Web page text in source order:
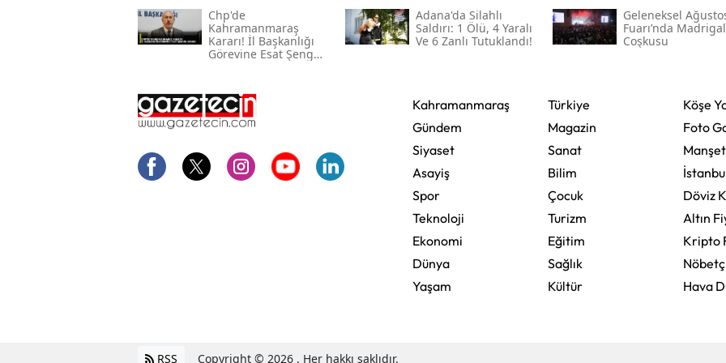
Yozgat
Chp'de
Kahramanmaraş
Kararı! İl Başkanlığı
Görevine Esat Şengül
Adana'da Silahlı
Saldırı: 1 Ölü, 4 Yaralı
Ve 6 Zanlı Tutuklandı!
Geleneksel
Fuarı’nda Madrigal
Coşkusu
Kahramanmaraş
Gündem
Siyaset
Asayiş
Spor
Teknoloji
Ekonomi
Dünya
Yaşam
Türkiye
Magazin
Sanat
Bilim
Çocuk
Turizm
Eğitim
Sağlık
Kültür
Köşe
Foto
Döviz
Altın
Kripto
Hava
RSS Copyright © 2026 . Her hakkı saklıdır.